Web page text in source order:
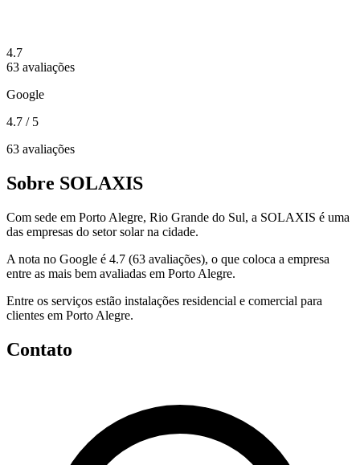
4.7
63 avaliações
Google
4.7 / 5
63 avaliações
Sobre SOLAXIS
Com sede em Porto Alegre, Rio Grande do Sul, a SOLAXIS é uma
das empresas do setor solar na cidade.
A nota no Google é 4.7 (63 avaliações), o que coloca a empresa
entre as mais bem avaliadas em Porto Alegre.
Entre os serviços estão instalações residencial e comercial para
clientes em Porto Alegre.
Contato